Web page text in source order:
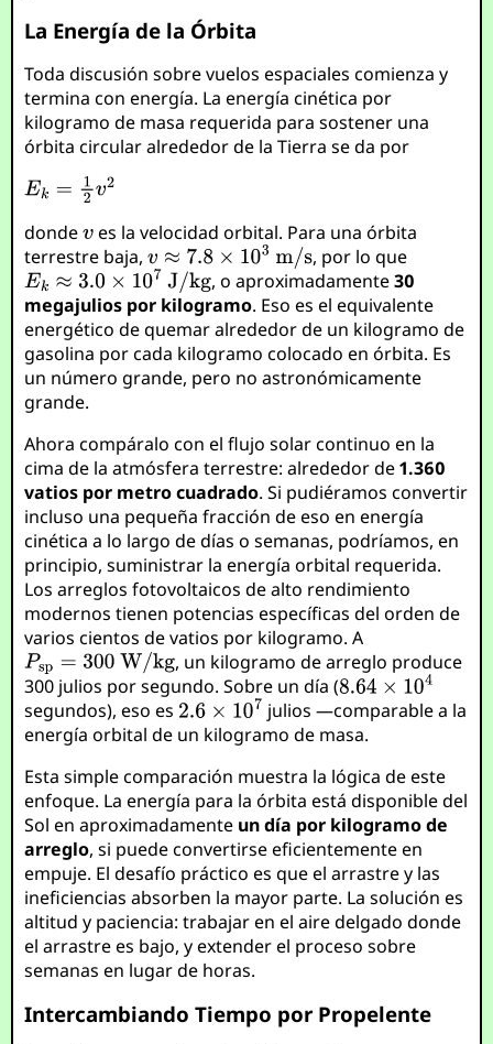
La Energía de la Órbita
Toda discusión sobre vuelos espaciales comienza y
termina con energía. La energía cinética por
kilogramo de masa requerida para sostener una
órbita circular alrededor de la Tierra se da por
donde es la velocidad orbital. Para una órbita
terrestre baja,
, por lo que
, o aproximadamente30
megajulios por kilogramo. Eso es el equivalente
energético de quemar alrededor de un kilogramo de
gasolina por cada kilogramo colocado en órbita. Es
un número grande, pero no astronómicamente
grande.
Ahora compáralo con el flujo solar continuo en la
cima de la atmósfera terrestre: alrededor de1.360
vatios por metro cuadrado. Si pudiéramos convertir
incluso una pequeña fracción de eso en energía
cinética a lo largo de días o semanas, podríamos, en
principio, suministrar la energía orbital requerida.
Los arreglos fotovoltaicos de alto rendimiento
modernos tienen potencias específicas del orden de
varios cientos de vatios por kilogramo. A
, un kilogramo de arreglo produce
300 julios por segundo. Sobre un día (
segundos), eso es
julios —comparable a la
energía orbital de un kilogramo de masa.
Esta simple comparación muestra la lógica de este
enfoque. La energía para la órbita está disponible del
Sol en aproximadamente un día por kilogramo de
arreglo, si puede convertirse eficientemente en
empuje. El desafío práctico es que el arrastre y las
ineficiencias absorben la mayor parte. La solución es
altitud y paciencia: trabajar en el aire delgado donde
el arrastre es bajo, y extender el proceso sobre
semanas en lugar de horas.
Intercambiando Tiempo por Propelente